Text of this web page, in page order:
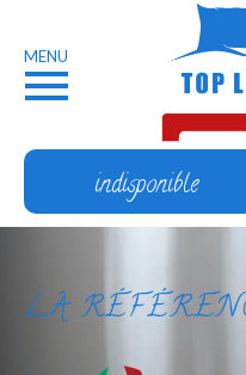
MENU
indisponible
LA